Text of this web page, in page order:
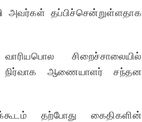
அவர்கள் தப்பிச்சென்றுள்ளதாக
சிறைச்சாலையில்
நிர்வாக ஆணையாளர் சந்தன
தற்போது கைதிகளின்